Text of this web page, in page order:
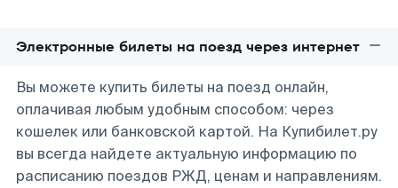
Электронные билеты на поезд через интернет
Вы можете купить билеты на поезд онлайн,
оплачивая любым удобным способом: через
кошелек или банковской картой. На Купибилет.ру
вы всегда найдете актуальную информацию по
расписанию поездов РЖД, ценам и направлениям.